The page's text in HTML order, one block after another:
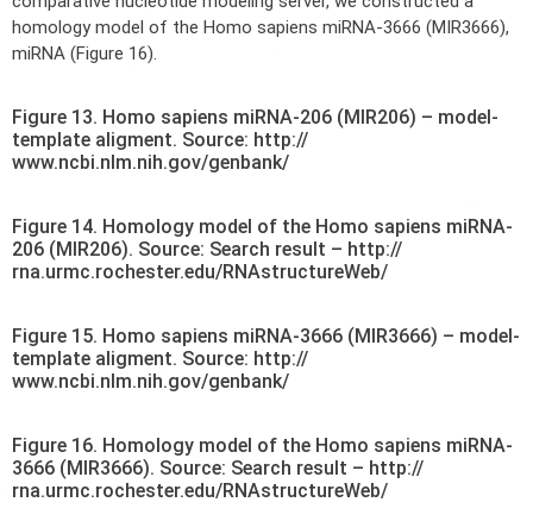
homology model of the Homo sapiens miRNA-3666 (MIR3666),
miRNA (Figure 16).
Figure 13. Homo sapiens miRNA-206 (MIR206) – model-
template aligment. Source: http://
www.ncbi.nlm.nih.gov/genbank/
Figure 14. Homology model of the Homo sapiens miRNA-
206 (MIR206). Source: Search result – http://
rna.urmc.rochester.edu/RNAstructureWeb/
Figure 15. Homo sapiens miRNA-3666 (MIR3666) – model-
template aligment. Source: http://
www.ncbi.nlm.nih.gov/genbank/
Figure 16. Homology model of the Homo sapiens miRNA-
3666 (MIR3666). Source: Search result – http://
rna.urmc.rochester.edu/RNAstructureWeb/